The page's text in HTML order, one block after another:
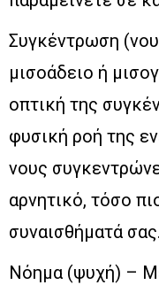
Συγκέντρωση
μισοάδειο ή
οπτική της
φυσική ροή της
νους
αρνητικό, τόσο
συναισθήματά σας.
Νόημα (ψυχή) –